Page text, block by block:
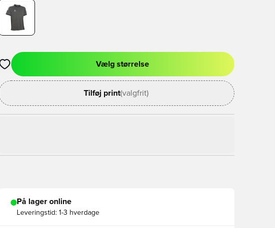
Åbner en Modal til at logge ind eller tilmelde dig som medlem
Vælg størrelse
Tilføj print(valgfrit)
På lager online
Leveringstid: 1-3 hverdage